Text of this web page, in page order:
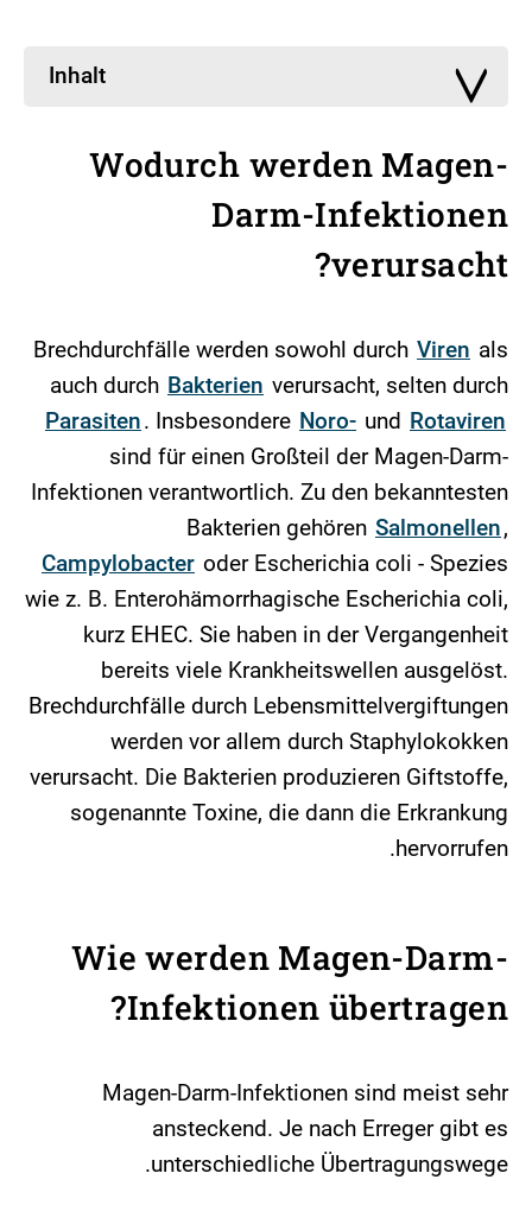
Inhalt
Wodurch werden Magen-
Darm-Infektionen
verursacht?
Brechdurchfälle werden sowohl durch Viren als
auch durch Bakterien verursacht, selten durch
Parasiten. Insbesondere Noro- und Rotaviren
sind für einen Großteil der Magen-Darm-
Infektionen verantwortlich. Zu den bekanntesten
Bakterien gehören Salmonellen,
Campylobacter oder Escherichia coli - Spezies
wie z. B. Enterohämorrhagische Escherichia coli,
kurz EHEC. Sie haben in der Vergangenheit
bereits viele Krankheitswellen ausgelöst.
Brechdurchfälle durch Lebensmittelvergiftungen
werden vor allem durch Staphylokokken
verursacht. Die Bakterien produzieren Giftstoffe,
sogenannte Toxine, die dann die Erkrankung
hervorrufen.
Wie werden Magen-Darm-
Infektionen übertragen?
Magen-Darm-Infektionen sind meist sehr
ansteckend. Je nach Erreger gibt es
unterschiedliche Übertragungswege.